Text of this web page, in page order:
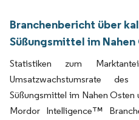
Branchenbericht über
Süßungsmittel im
Statistiken zum
Umsatzwachstumsrate
Süßungsmittel im Nahen
Mordor Intelligence™